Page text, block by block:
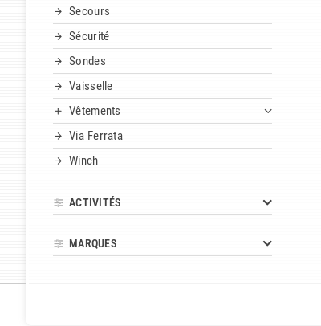
Secours
Sécurité
Sondes
Vaisselle
Vêtements
Via Ferrata
Winch
ACTIVITÉS
MARQUES